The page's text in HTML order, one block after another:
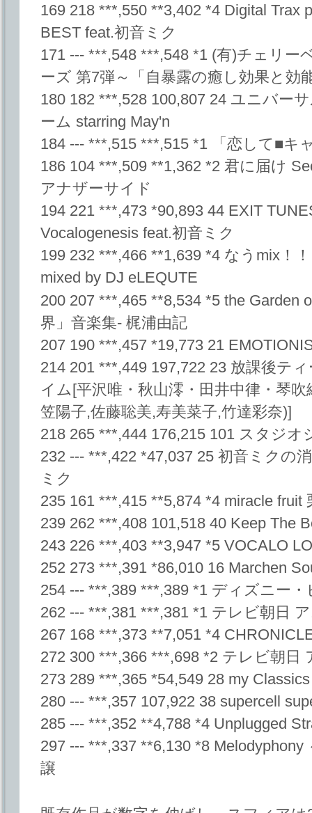
169 218 ***,550 **3,402 *4 Digital Trax
BEST feat.初音ミク
171 --- ***,548 ***,548 *1 (有)チェリー
ーズ 第7弾～「自暴露の癒し効果と効
180 182 ***,528 100,807 24 ユニバー
ーム starring May'n
184 --- ***,515 ***,515 *1 「恋して■キ
186 104 ***,509 **1,362 *2 君に届け
アナザーサイド
194 221 ***,473 *90,893 44 EXIT
Vocalogenesis feat.初音ミク
199 232 ***,466 **1,639 *4 なうmix！
mixed by DJ eLEQUTE
200 207 ***,465 **8,534 *5 the Garden
界」音楽集- 梶浦由記
207 190 ***,457 *19,773 21
214 201 ***,449 197,722 23 放課後テ
イム[平沢唯・秋山澪・田井中律・琴
笠陽子,佐藤聡美,寿美菜子,竹達彩奈)]
218 265 ***,444 176,215 101 スタジオ
232 --- ***,422 *47,037 25 初音ミクの
ミク
235 161 ***,415 **5,874 *4 miracle fruit
239 262 ***,408 101,518 40 Keep The
243 226 ***,403 **3,947 *5 VOCALO
252 273 ***,391 *86,010 16 Marchen
254 --- ***,389 ***,389 *1 ディズニー
262 --- ***,381 ***,381 *1 テレビ朝日
267 168 ***,373 **7,051 *4
272 300 ***,366 ***,698 *2 テレビ朝日
273 289 ***,365 *54,549 28 my
280 --- ***,357 107,922 38 supercell
285 --- ***,352 **4,788 *4 Unplugged
297 --- ***,337 **6,130 *8 Melodyphony
譲